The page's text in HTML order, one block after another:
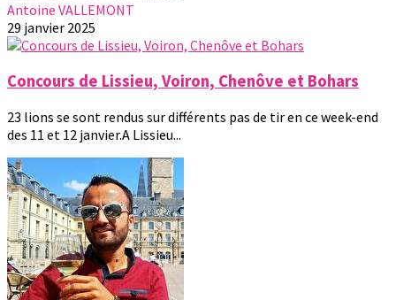
Antoine VALLEMONT
29 janvier 2025
Concours de Lissieu, Voiron, Chenôve et Bohars
23 lions se sont rendus sur différents pas de tir en ce week-end
des 11 et 12 janvier.A Lissieu...